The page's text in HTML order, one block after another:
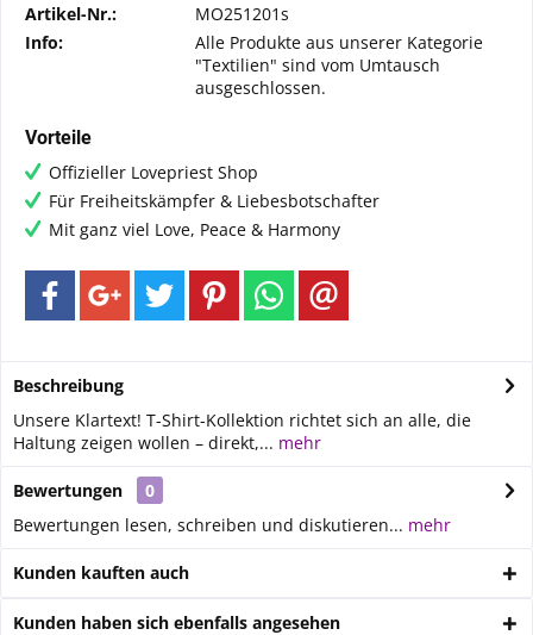
Artikel-Nr.:
MO251201s
Info:
Alle Produkte aus unserer Kategorie
"Textilien" sind vom Umtausch
ausgeschlossen.
Vorteile
Offizieller Lovepriest Shop
Für Freiheitskämpfer & Liebesbotschafter
Mit ganz viel Love, Peace & Harmony
Beschreibung
Unsere Klartext! T-Shirt-Kollektion richtet sich an alle, die
Haltung zeigen wollen – direkt,... mehr
Bewertungen
0
Bewertungen lesen, schreiben und diskutieren... mehr
Kunden kauften auch
Kunden haben sich ebenfalls angesehen